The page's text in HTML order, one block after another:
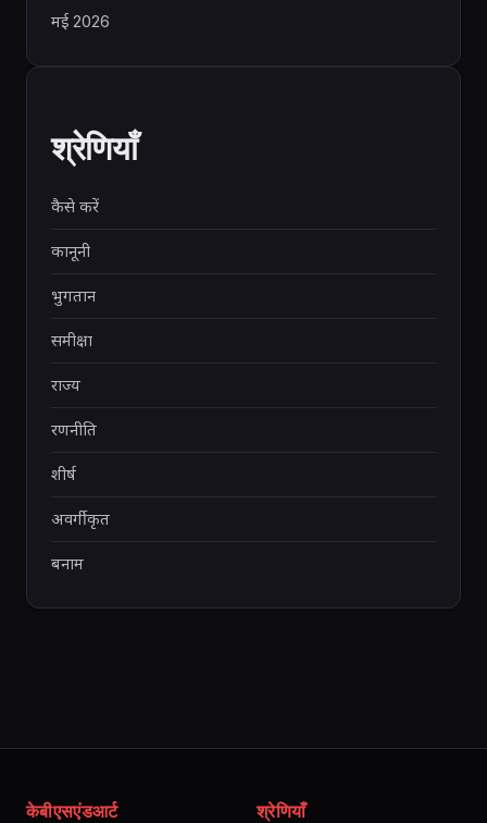
मई 2026
श्रेणियाँ
कैसे करें
कानूनी
भुगतान
समीक्षा
राज्य
रणनीति
शीर्ष
अवर्गीकृत
बनाम
केबीएसएंडआर्ट श्रेणियाँ